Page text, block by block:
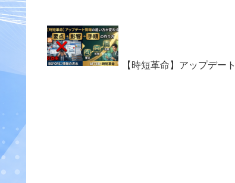
【時短革命】アップデ